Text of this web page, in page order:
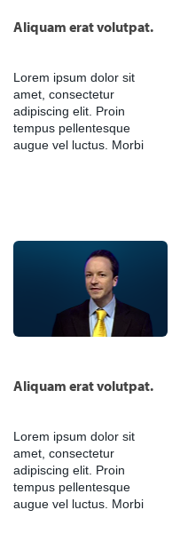
Aliquam erat volutpat.
Lorem ipsum dolor sit
amet, consectetur
adipiscing elit. Proin
tempus pellentesque
augue vel luctus. Morbi
Aliquam erat volutpat.
Lorem ipsum dolor sit
amet, consectetur
adipiscing elit. Proin
tempus pellentesque
augue vel luctus. Morbi
hendrerit, id pulvinar est